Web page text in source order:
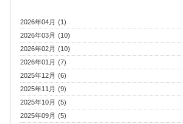
2026年04月 (1)
2026年03月 (10)
2026年02月 (10)
2026年01月 (7)
2025年12月 (6)
2025年11月 (9)
2025年10月 (5)
2025年09月 (5)